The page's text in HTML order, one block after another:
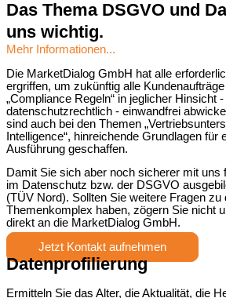
Das Thema DSGVO und
uns wichtig.
Mehr Informationen...
Die MarketDialog GmbH hat alle
ergriffen, um zukünftig alle
„Compliance Regeln“ in jeglicher Hinsicht
datenschutzrechtlich ‐ einwandfrei
sind auch bei den Themen
Intelligence“, hinreichende Grundlagen für
Ausführung geschaffen.
Damit Sie sich aber noch sicherer mit uns
im Datenschutz bzw. der DSGVO
(TÜV Nord). Sollten Sie weitere Fragen
Themenkomplex haben, zögern Sie nicht
direkt an die MarketDialog GmbH.
Jetzt Kontakt aufnehmen
Datenprofilierung
Ermitteln Sie das Alter, die Aktualität, die